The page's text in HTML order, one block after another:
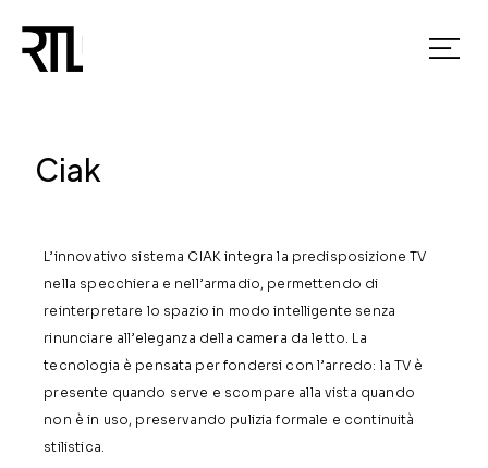
Ciak
L’innovativo sistema CIAK integra la predisposizione TV
nella specchiera e nell’armadio, permettendo di
reinterpretare lo spazio in modo intelligente senza
rinunciare all’eleganza della camera da letto. La
tecnologia è pensata per fondersi con l’arredo: la TV è
presente quando serve e scompare alla vista quando
non è in uso, preservando pulizia formale e continuità
stilistica.